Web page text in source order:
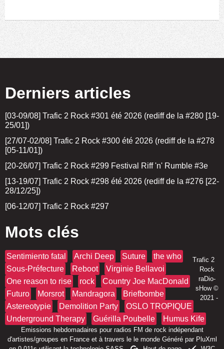
Derniers articles
[03-09/08] Trafic 2 Rock #301 été 2026 (rediff de la #280 [19-
25/01])
[27/07-02/08] Trafic 2 Rock #300 été 2026 (rediff de la #278
[05-11/01])
[20-26/07] Trafic 2 Rock #299 Festival Riff 'n' Rumble #3e
[13-19/07] Trafic 2 Rock #298 été 2026 (rediff de la #276 [22-
28/12/25])
[06-12/07] Trafic 2 Rock #297
Mots clés
Sentimiento fatal Archi Deep Suture
the who
Sous-Préfecture
Reboot
Virginie Bellavoi
One reason to rise
rock
Country Joe MacDonald
Futuro
Morsrot Mandragora
Briefbombe
Astereotypie
Demolition Party
OSLO TROPIQUE
Underground Therapy
Guérilla Poubelle Humus Kife
Trafic 2
Rock
raDio-
sHow©
2021 -
Emissions hebdomadaires pour radios FM de rock indépendant
d'artistes/groupes en France et à travers le le monde Généré par PluXml